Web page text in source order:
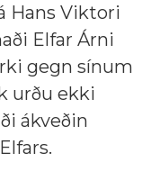
Hans Viktori
Elfar Árni
gegn sínum
urðu ekki
ákveðin